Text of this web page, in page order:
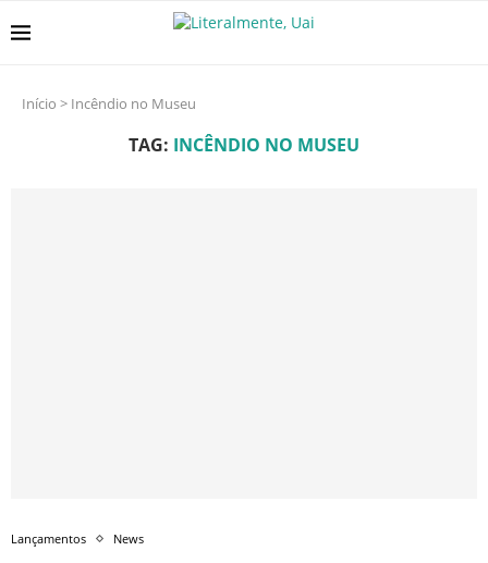
Início > Incêndio no Museu
TAG: INCÊNDIO NO MUSEU
Lançamentos News